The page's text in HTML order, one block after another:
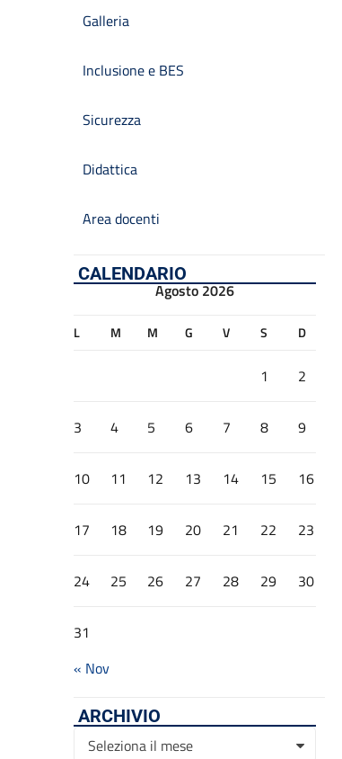
Galleria
Inclusione e BES
Sicurezza
Didattica
Area docenti
CALENDARIO
Agosto 2026
L M M G V S D
1 2
3 4 5 6 7 8 9
10 11 12 13 14 15 16
17 18 19 20 21 22 23
24 25 26 27 28 29 30
31
« Nov
ARCHIVIO
Archivio
Seleziona il mese